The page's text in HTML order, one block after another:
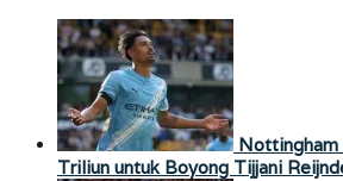
Nottingham
Triliun untuk Boyong Tijjani